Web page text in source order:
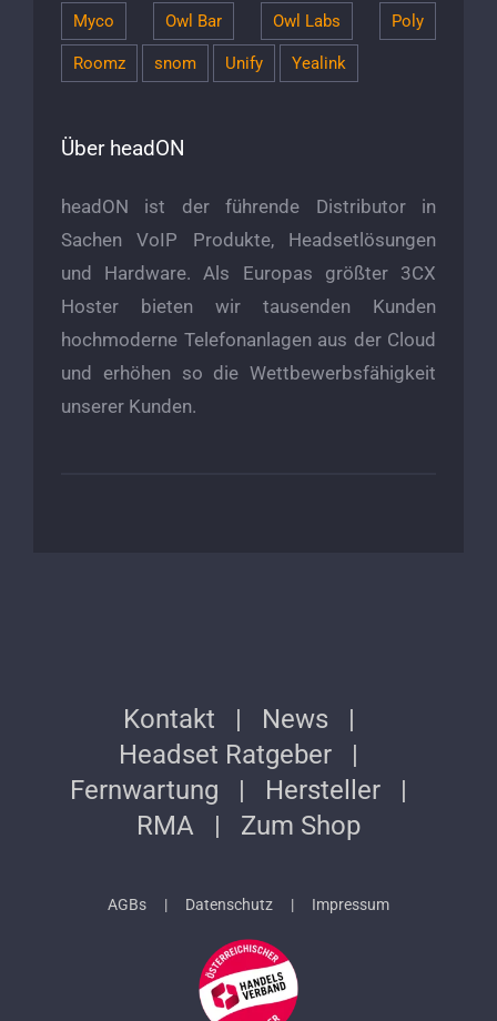
Myco Owl Bar Owl Labs Poly
Roomz snom Unify Yealink
Über headON
headON ist der führende Distributor in
Sachen VoIP Produkte, Headsetlösungen
und Hardware. Als Europas größter 3CX
Hoster bieten wir tausenden Kunden
hochmoderne Telefonanlagen aus der Cloud
und erhöhen so die Wettbewerbsfähigkeit
unserer Kunden.
Kontakt
News
Headset Ratgeber
Fernwartung
Hersteller
RMA
Zum Shop
AGBs Datenschutz Impressum